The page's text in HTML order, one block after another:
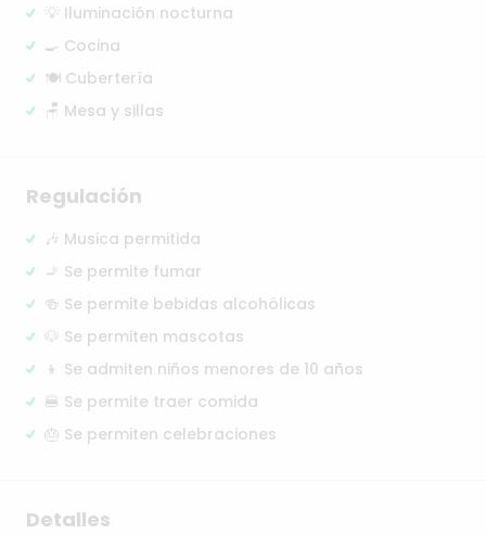
💡 Iluminación nocturna
🍳 Cocina
🍽️ Cubertería
🪑 Mesa y sillas
Regulación
🎶 Musica permitida
🚬 Se permite fumar
🍻 Se permite bebidas alcohólicas
🐶 Se permiten mascotas
👦 Se admiten niños menores de 10 años
🍔 Se permite traer comida
🎂 Se permiten celebraciones
Detalles